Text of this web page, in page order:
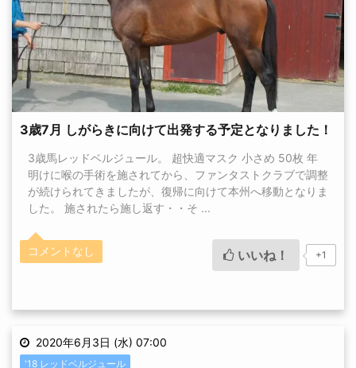
3歳7月 しがらきに向けて出発する予定となりました！
3歳馬レッドベルジュール。 超快適マスク 小さめ 50枚 年
明けに喉の手術を施されてから、ファンタストクラブで調整
が続けられてきましたが、復帰に向けて本州へ移動となりま
した。 施されたら施し返す・・そ ...
コメントなし いいね！ +1
2020年6月3日 (水) 07:00
'18 レッドベルジュール